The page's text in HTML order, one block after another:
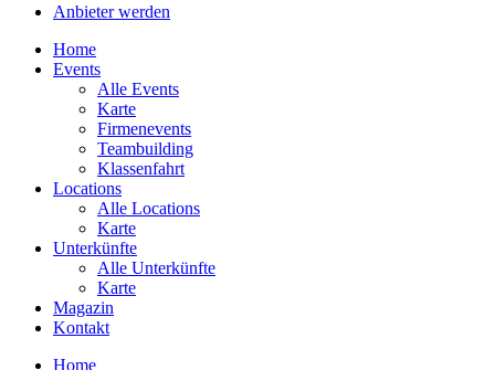
Anbieter werden
Home
Events
Alle Events
Karte
Firmenevents
Teambuilding
Klassenfahrt
Locations
Alle Locations
Karte
Unterkünfte
Alle Unterkünfte
Karte
Magazin
Kontakt
Home